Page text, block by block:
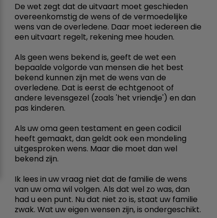
De wet zegt dat de uitvaart moet geschieden
overeenkomstig de wens of de vermoedelijke
wens van de overledene. Daar moet iedereen die
een uitvaart regelt, rekening mee houden.
Als geen wens bekend is, geeft de wet een
bepaalde volgorde van mensen die het best
bekend kunnen zijn met de wens van de
overledene. Dat is eerst de echtgenoot of
andere levensgezel (zoals 'het vriendje') en dan
pas kinderen.
Als uw oma geen testament en geen codicil
heeft gemaakt, dan geldt ook een mondeling
uitgesproken wens. Maar die moet dan wel
bekend zijn.
Ik lees in uw vraag niet dat de familie de wens
van uw oma wil volgen. Als dat wel zo was, dan
had u een punt. Nu dat niet zo is, staat uw familie
zwak. Wat uw eigen wensen zijn, is ondergeschikt.